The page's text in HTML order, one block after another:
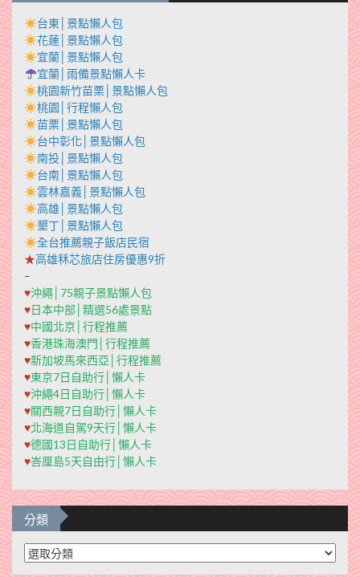
台東│景點懶人包
花蓮│景點懶人包
宜蘭│景點懶人包
宜蘭│雨備景點懶人卡
桃園新竹苗栗│景點懶人包
桃園│行程懶人包
苗栗│景點懶人包
台中彰化│景點懶人包
南投│景點懶人包
台南│景點懶人包
雲林嘉義│景點懶人包
高雄│景點懶人包
墾丁│景點懶人包
全台推薦親子飯店民宿
★高雄秝芯旅店住房優惠9折
–
♥沖繩│75親子景點懶人包
♥日本中部│精選56處景點
♥中國北京│行程推薦
♥香港珠海澳門│行程推薦
♥新加坡馬來西亞│行程推薦
♥東京7日自助行│懶人卡
♥沖繩4日自助行│懶人卡
♥關西親7日自助行│懶人卡
♥北海道自駕9天行│懶人卡
♥德國13日自助行│懶人卡
♥峇厘島5天自由行│懶人卡
分類
分
類